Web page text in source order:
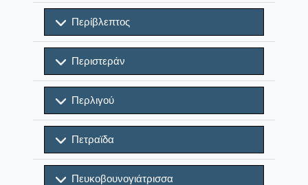
Περίβλεπτος
Περιστεράν
Περλιγού
Πετραϊδα
Πευκοβουνογιάτρισσα